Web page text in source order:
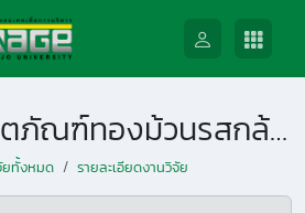
การพัฒนาผลิตภัณฑ์ทองม้วนรสกล้วย
ยทั้งหมด รายละเอียดงานวิจัย